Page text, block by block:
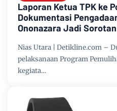
Laporan Ketua TPK ke
Dokumentasi
Ononazara Jadi Sorotan
Nias Utara | Detikline.com –
pelaksanaan Program
kegiata…